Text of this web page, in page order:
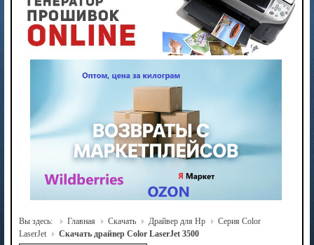
Вы здесь: Главная Скачать Драйвер для Hp
Серия Color
LaserJet
Скачать драйвер Color LaserJet 3500